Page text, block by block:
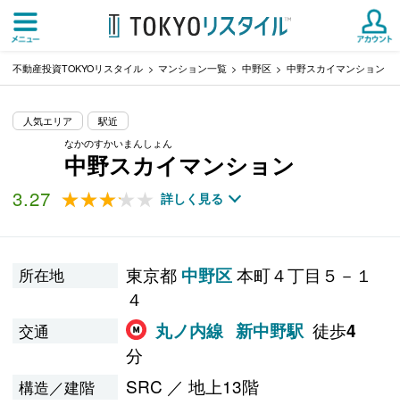
不動産投資TOKYOリスタイル マンション一覧 中野区 中野スカイマンション
人気エリア
駅近
なかのすかいまんしょん
中野スカイマンション
3.27 ★★★★★
★★★★★ 詳しく見る
所在地 東京都 中野区本町４丁目５－１
４
交通 丸ノ内線 新中野駅 徒歩4
分
構造／建階 SRC ／ 地上13階